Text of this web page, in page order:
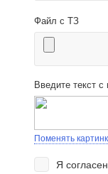
Файл с ТЗ
Введите текст с
Поменять
Я